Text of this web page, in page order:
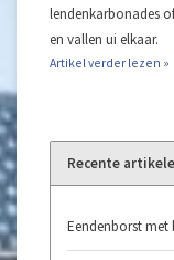
lendenkarbonades
en vallen ui elkaar.
Artikel verder lezen »
Recente
Eendenborst